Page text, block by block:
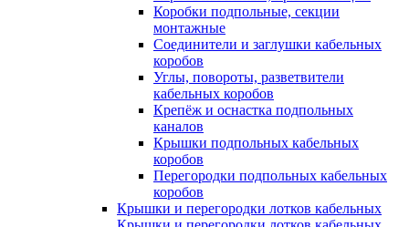
Коробки подпольные, секции
монтажные
Соединители и заглушки кабельных
коробов
Углы, повороты, разветвители
кабельных коробов
Крепёж и оснастка подпольных
каналов
Крышки подпольных кабельных
коробов
Перегородки подпольных кабельных
коробов
Крышки и перегородки лотков кабельных